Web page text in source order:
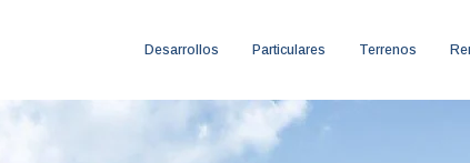
Desarrollos Particulares Terrenos